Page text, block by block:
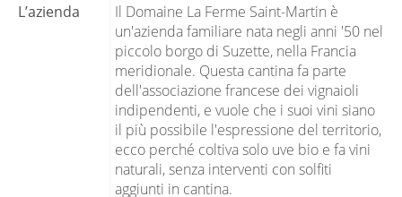
L’azienda
Il Domaine La Ferme Saint-Martin è
un'azienda familiare nata negli anni '50 nel
piccolo borgo di Suzette, nella Francia
meridionale. Questa cantina fa parte
dell'associazione francese dei vignaioli
indipendenti, e vuole che i suoi vini siano
il più possibile l'espressione del territorio,
ecco perché coltiva solo uve bio e fa vini
naturali, senza interventi con solfiti
aggiunti in cantina.